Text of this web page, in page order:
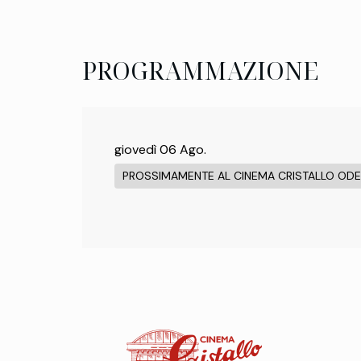
PROGRAMMAZIONE
giovedì 06 Ago.
PROSSIMAMENTE AL CINEMA CRISTALLO